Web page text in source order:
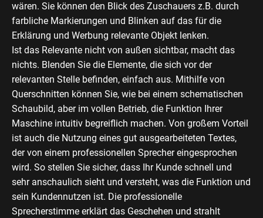
wären. Sie können den Blick des Zuschauers z.B. durch
farbliche Markierungen und Blinken auf das für die
Erklärung und Werbung relevante Objekt lenken.
Ist das Relevante nicht von außen sichtbar, macht das
nichts. Blenden Sie die Elemente, die sich vor der
relevanten Stelle befinden, einfach aus. Mithilfe von
Querschnitten können Sie, wie bei einem schematischen
Schaubild, aber im vollen Betrieb, die Funktion Ihrer
Maschine intuitiv begreiflich machen. Von großem Vorteil
ist auch die Nutzung eines gut ausgearbeiteten Textes,
der von einem professionellen Sprecher eingesprochen
wird. So stellen Sie sicher, dass Ihr Kunde schnell und
sehr anschaulich sieht und versteht, was die Funktion und
sein Kundennutzen ist. Die professionelle
Sprecherstimme erklärt das Geschehen und strahlt